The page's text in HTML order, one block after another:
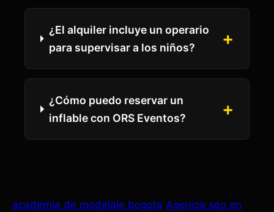
¿El alquiler incluye un operario
para supervisar a los niños?
+
¿Cómo puedo reservar un
inflable con ORS Eventos?
+
academia de modelaje bogota Agencia seo en